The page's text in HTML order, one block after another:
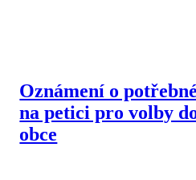
Oznámení o
na petici pro volby
obce